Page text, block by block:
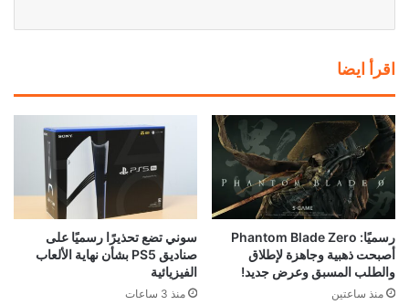
اقرأ ايضا
رسميًا: Phantom Blade Zero
أصبحت ذهبية وجاهزة لإطلاق
والطلب المسبق وعرض جديد!
منذ ساعتين
سوني تضع تحذيرًا رسميًا على
صناديق PS5 بشأن نهاية الألعاب
الفيزيائية
منذ 3 ساعات